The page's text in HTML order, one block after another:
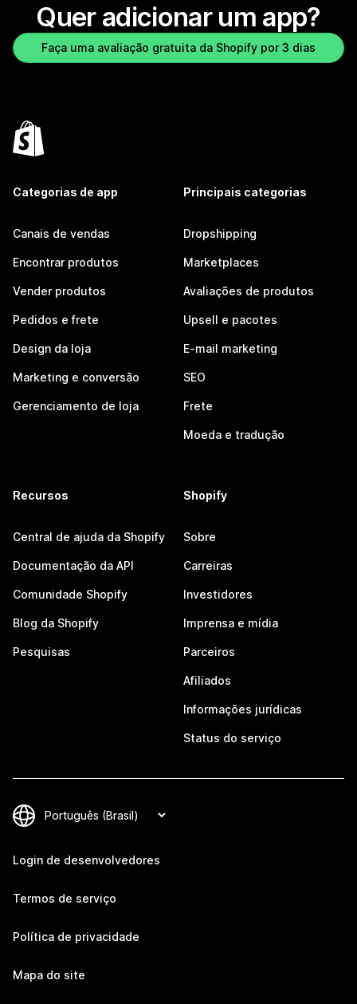
Quer adicionar um app?
Faça uma avaliação gratuita da Shopify por 3 dias
Categorias de app
Canais de vendas
Encontrar produtos
Vender produtos
Pedidos e frete
Design da loja
Marketing e conversão
Gerenciamento de loja
Principais categorias
Dropshipping
Marketplaces
Avaliações de produtos
Upsell e pacotes
E-mail marketing
SEO
Frete
Moeda e tradução
Recursos
Central de ajuda da Shopify
Documentação da API
Comunidade Shopify
Blog da Shopify
Pesquisas
Shopify
Sobre
Carreiras
Investidores
Imprensa e mídia
Parceiros
Afiliados
Informações jurídicas
Status do serviço
Login de desenvolvedores
Termos de serviço
Política de privacidade
Mapa do site